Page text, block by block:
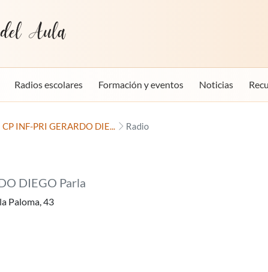
Radios escolares Formación y eventos Noticias
CP INF-PRI GERARDO DIE... Radio
DIEGO Parla
Paloma, 43